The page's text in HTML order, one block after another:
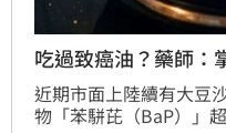
吃過致癌油？藥師：
近期市面上陸續有大豆
物「苯駢芘（BaP）」